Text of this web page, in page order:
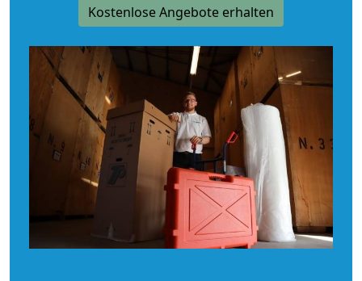
Kostenlose Angebote erhalten